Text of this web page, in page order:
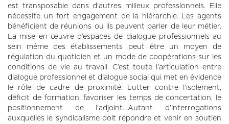
est transposable dans d’autres milieux professionnels. Elle
nécessite un fort engagement de la hiérarchie. Les agents
bénéficient de réunions ou ils peuvent parler de leur métier.
La mise en œuvre d’espaces de dialogue professionnels au
sein même des établissements peut être un moyen de
régulation du quotidien et un mode de coopérations sur les
conditions de vie au travail. C’est toute l’articulation entre
dialogue professionnel et dialogue social qui met en évidence
le rôle de cadre de proximité. Lutter contre l’isolement,
déficit de formation, favoriser les temps de concertation, le
positionnement de l’adjoint…Autant d’interrogations
auxquelles le syndicalisme doit répondre et venir en soutien